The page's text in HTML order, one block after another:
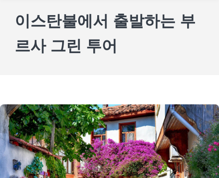
이스탄불에서 출발하는 부
르사 그린 투어